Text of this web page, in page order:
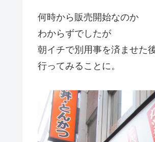
何時から販売開始なのか
わからずでしたが
朝イチで別用事を済ませた
行ってみることに。